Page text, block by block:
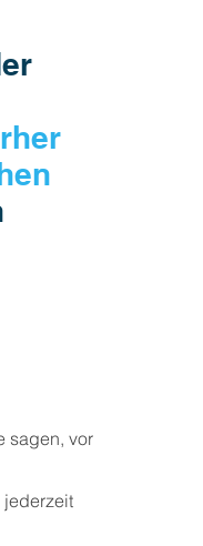
sagen, vor
jederzeit